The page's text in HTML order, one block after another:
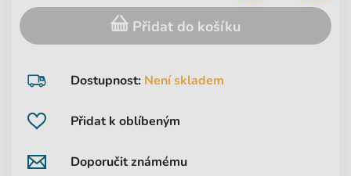
Přidat k oblíbeným
Doporučit známému
Dostupnost: Není skladem
Přidat do košíku